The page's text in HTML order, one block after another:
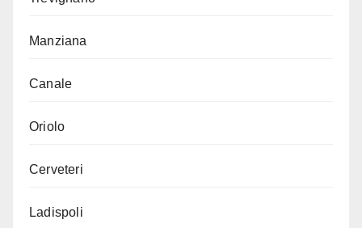
Manziana
Canale
Oriolo
Cerveteri
Ladispoli